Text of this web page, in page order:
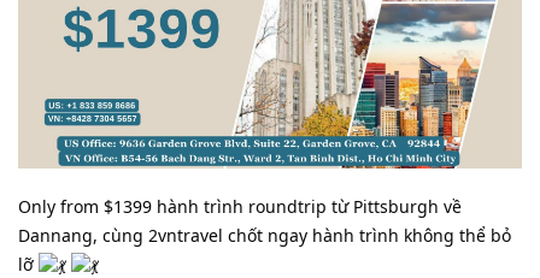
Only from $1399 hành trình roundtrip từ Pittsburgh về
Dannang, cùng 2vntravel chốt ngay hành trình không thể bỏ
lỡ